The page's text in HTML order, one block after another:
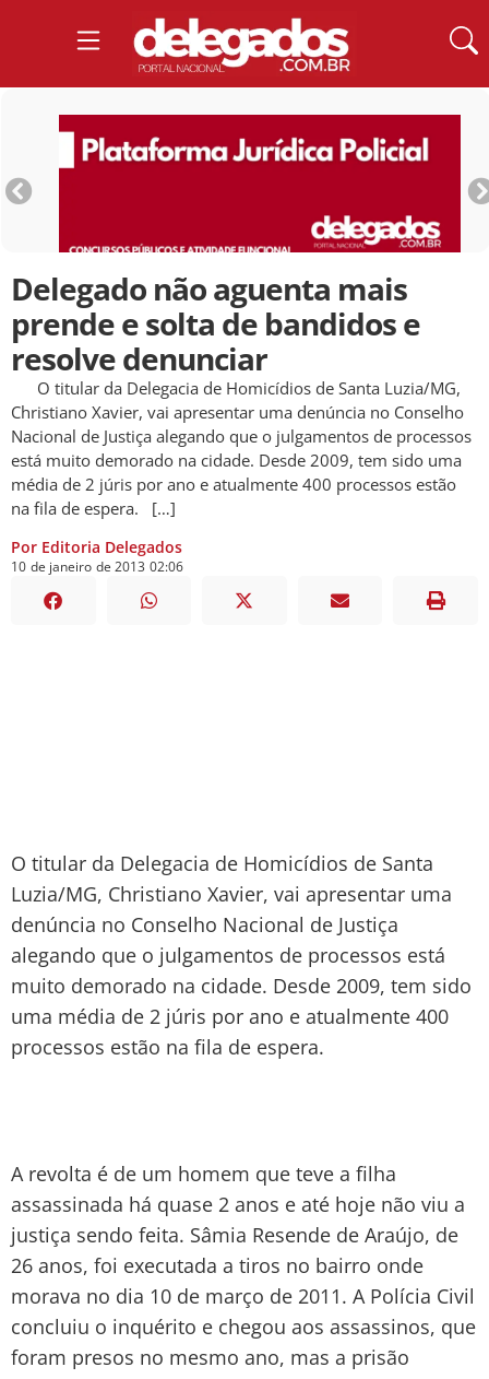
Delegado não aguenta mais
prende e solta de bandidos e
resolve denunciar
O titular da Delegacia de Homicídios de Santa Luzia/MG,
Christiano Xavier, vai apresentar uma denúncia no Conselho
Nacional de Justiça alegando que o julgamentos de processos
está muito demorado na cidade. Desde 2009, tem sido uma
média de 2 júris por ano e atualmente 400 processos estão
na fila de espera. […]
Por Editoria Delegados
10 de janeiro de 2013 02:06
O titular da Delegacia de Homicídios de Santa
Luzia/MG, Christiano Xavier, vai apresentar uma
denúncia no Conselho Nacional de Justiça
alegando que o julgamentos de processos está
muito demorado na cidade. Desde 2009, tem sido
uma média de 2 júris por ano e atualmente 400
processos estão na fila de espera.
A revolta é de um homem que teve a filha
assassinada há quase 2 anos e até hoje não viu a
justiça sendo feita. Sâmia Resende de Araújo, de
26 anos, foi executada a tiros no bairro onde
morava no dia 10 de março de 2011. A Polícia Civil
concluiu o inquérito e chegou aos assassinos, que
foram presos no mesmo ano, mas a prisão